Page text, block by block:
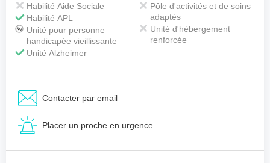
Habilité Aide Sociale
Habilité APL
Unité pour personne
handicapée vieillissante
Unité Alzheimer
Pôle d'activités et de soins
adaptés
Unité d'hébergement
renforcée
Contacter par email
Placer un proche en urgence